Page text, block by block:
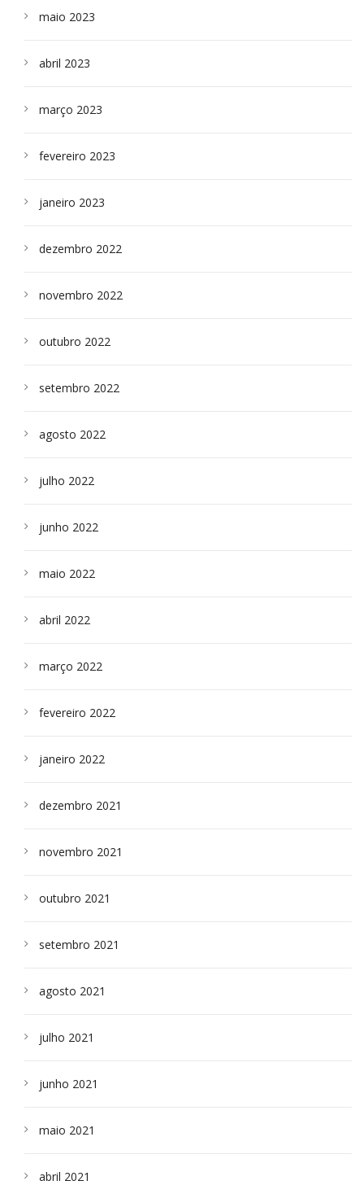
maio 2023
abril 2023
março 2023
fevereiro 2023
janeiro 2023
dezembro 2022
novembro 2022
outubro 2022
setembro 2022
agosto 2022
julho 2022
junho 2022
maio 2022
abril 2022
março 2022
fevereiro 2022
janeiro 2022
dezembro 2021
novembro 2021
outubro 2021
setembro 2021
agosto 2021
julho 2021
junho 2021
maio 2021
abril 2021